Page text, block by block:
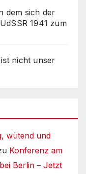
dem sich der
1941 zum
nicht unser
wütend und
Konferenz am
Berlin – Jetzt